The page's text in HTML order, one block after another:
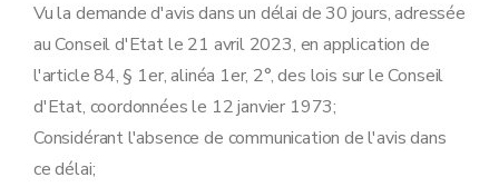
Vu la demande d'avis dans un délai de 30 jours, adressée
au Conseil d'Etat le 21 avril 2023, en application de
l'article 84, § 1er, alinéa 1er, 2°, des lois sur le Conseil
d'Etat, coordonnées le 12 janvier 1973;
Considérant l'absence de communication de l'avis dans
ce délai;